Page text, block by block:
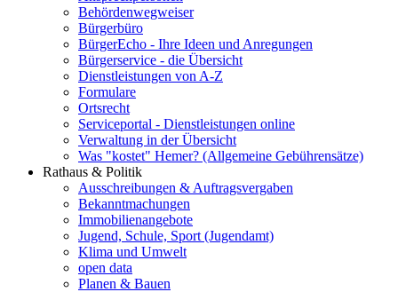
Behördenwegweiser
Bürgerbüro
BürgerEcho - Ihre Ideen und Anregungen
Bürgerservice - die Übersicht
Dienstleistungen von A-Z
Formulare
Ortsrecht
Serviceportal - Dienstleistungen online
Verwaltung in der Übersicht
Was "kostet" Hemer? (Allgemeine Gebührensätze)
Rathaus & Politik
Ausschreibungen & Auftragsvergaben
Bekanntmachungen
Immobilienangebote
Jugend, Schule, Sport (Jugendamt)
Klima und Umwelt
open data
Planen & Bauen